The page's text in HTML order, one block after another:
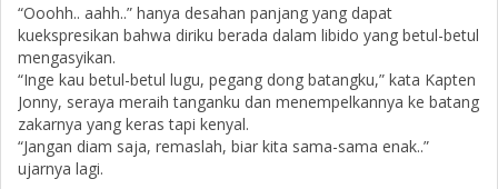
“Ooohh.. aahh..” hanya desahan panjang yang dapat
kuekspresikan bahwa diriku berada dalam libido yang betul-betul
mengasyikan.
“Inge kau betul-betul lugu, pegang dong batangku,” kata Kapten
Jonny, seraya meraih tanganku dan menempelkannya ke batang
zakarnya yang keras tapi kenyal.
“Jangan diam saja, remaslah, biar kita sama-sama enak..”
ujarnya lagi.